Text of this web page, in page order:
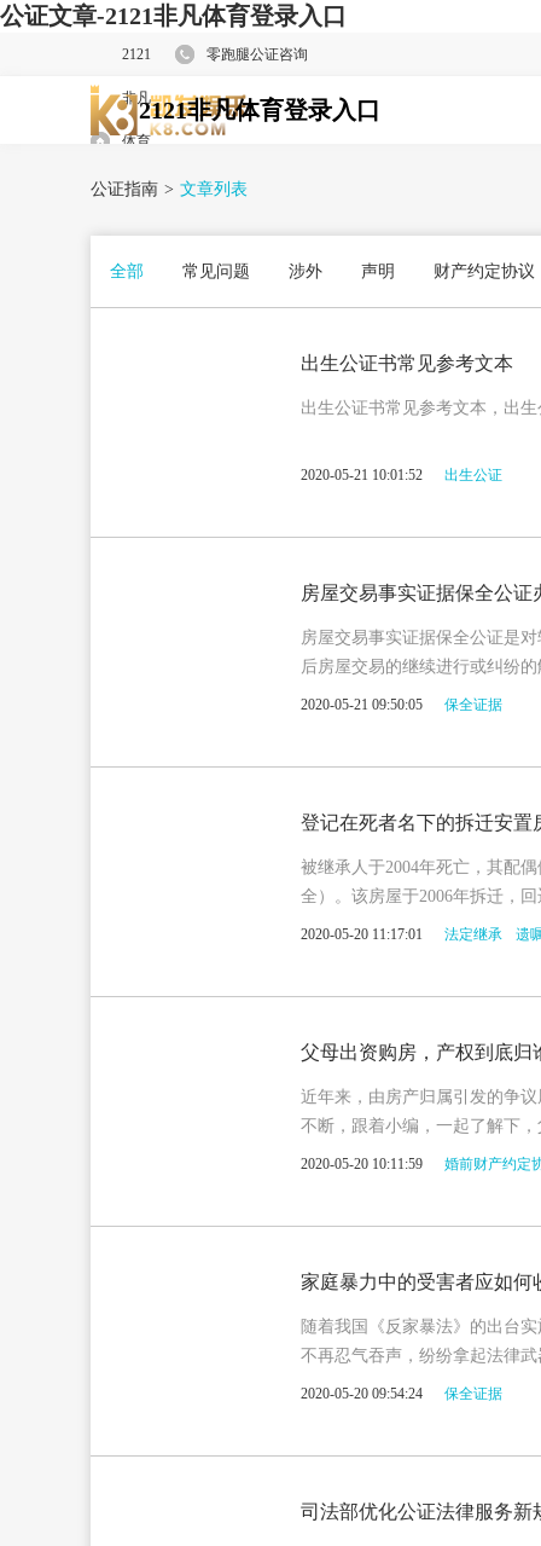
公证文章-2121非凡体育登录入口
2121
非凡
体育
登录
零跑腿公证咨询
2121非凡体育登录入口
公证指南 > 文章列表
全部 常见问题 涉外 声明 财产约定协议
出生公证书常见参考文本
出生公证书常见参考文本，出
2020-05-21 10:01:52 出生公证
房屋交易事实证据保全公证
房屋交易事实证据保全公证是
后房屋交易的继续进行或纠纷
2020-05-21 09:50:05 保全证据
登记在死者名下的拆迁安置
被继承人于2004年死亡，其配
全）。该房屋于2006年拆迁，
承公证应如何办理？
2020-05-20 11:17:01 法定继承 遗
父母出资购房，产权到底归
近年来，由房产归属引发的争
不断，跟着小编，一起了解下
2020-05-20 10:11:59 婚前财产约定
家庭暴力中的受害者应如何
随着我国《反家暴法》的出台
不再忍气吞声，纷纷拿起法律
行“谁主张、谁举证”。但家庭
2020-05-20 09:54:24 保全证据
司法部优化公证法律服务新